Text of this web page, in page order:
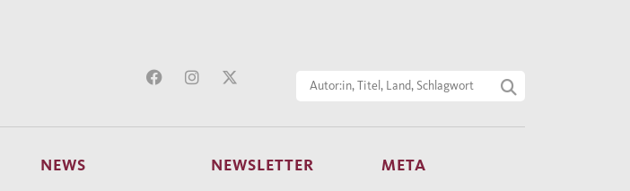
NEWS NEWSLETTER META